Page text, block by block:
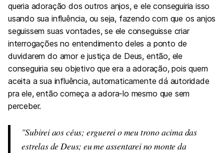
queria adoração dos outros anjos, e ele conseguiria isso
usando sua influência, ou seja, fazendo com que os anjos
seguissem suas vontades, se ele conseguisse criar
interrogações no entendimento deles a ponto de
duvidarem do amor e justiça de Deus, então, ele
conseguiria seu objetivo que era a adoração, pois quem
aceita a sua influência, automaticamente dá autoridade
pra ele, então começa a adora-lo mesmo que sem
perceber.
Subirei aos céus; erguerei o meu trono acima das
estrelas de Deus; eu me assentarei no monte da